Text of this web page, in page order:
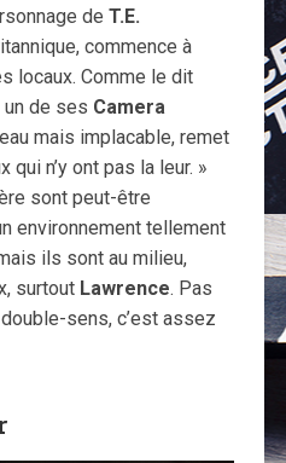
de T.E.
commence à
locaux. Comme le dit
un de ses Camera
mais implacable, remet
qui n’y ont pas la leur. »
sont peut-être
environnement tellement
ils sont au milieu,
surtout Lawrence. Pas
sens, c’est assez